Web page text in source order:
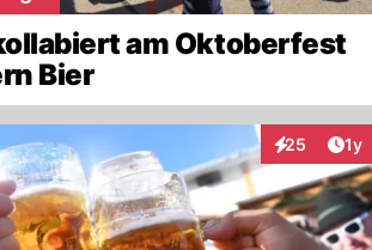
am Oktoberfest
Bier
25 1y